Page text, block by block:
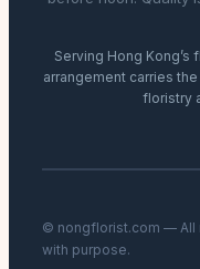
Serving Hong
arrangement carries
floristry
© nongflorist.com — All
with purpose.